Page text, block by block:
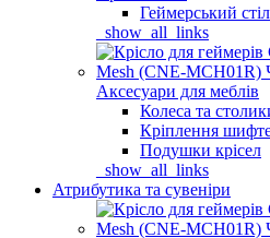
Геймерський стіл
_show_all_links
Аксесуари для меблів
Колеса та
Кріплення
Подушки крісел
_show_all_links
Атрибутика та сувеніри